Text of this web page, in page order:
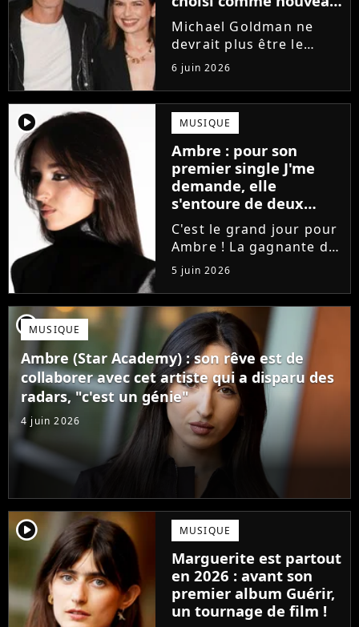
directeur ?
Michael Goldman ne
devrait plus être le
directeur de la Star
Academy lors de la
saison 2026. Et pour lui
succéder, c'est un
ancien gagnant de
l'émission de TF1 qui
sera aujourd'hui...
6 juin 2026
player2 MUSIQUE
Ambre : pour son
premier single J'me
demande, elle
s'entoure de deux
proches de Slimane
C'est le grand jour pour
Ambre ! La gagnante de
la Star Academy fait ses
premiers pas dans
l'industrie en publiant
J'me demande, un
premier single que la
chanteuse a
confectionné avec...
5 juin 2026
player2MUSIQUE
Ambre (Star Academy) : son rêve est de
collaborer avec cet artiste qui a disparu des
radars, "c'est un génie"
4 juin 2026
player2 MUSIQUE
Marguerite est partout
en 2026 : avant son
premier album Guérir,
un tournage de film !